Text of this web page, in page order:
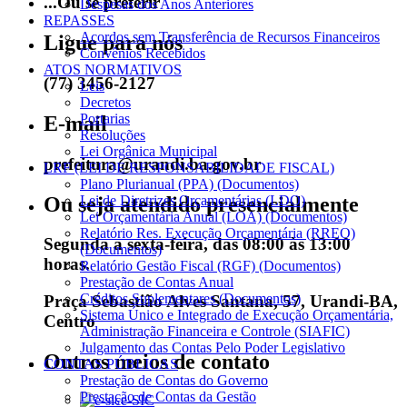
Ligue para nós
(77) 3456-2127
E-mail
prefeitura@urandi.ba.gov.br
Ou seja atendido presencialmente
Segunda a sexta-feira, das 08:00 às 13:00
horas.
Praça Sebastião Alves Santana, 57, Urandi-BA,
Centro
Outros meios de contato
e-SIC
Despesas dos Anos Anteriores
REPASSES
Acordos sem Transferência de Recursos Financeiros
Convênios Recebidos
ATOS NORMATIVOS
Leis
Decretos
Portarias
Resoluções
Lei Orgânica Municipal
LRF (LEI DE RESPONSABILIDADE FISCAL)
Plano Plurianual (PPA) (Documentos)
Lei de Diretrizes Orçamentárias (LDO)
Lei Orçamentária Anual (LOA) (Documentos)
Relatório Res. Execução Orçamentária (RREO)
(Documentos)
Relatório Gestão Fiscal (RGF) (Documentos)
Prestação de Contas Anual
Créditos Suplementares (Documentos)
Sistema Único e Integrado de Execução Orçamentária,
Administração Financeira e Controle (SIAFIC)
Julgamento das Contas Pelo Poder Legislativo
CONTAS PÚBLICAS
Prestação de Contas do Governo
Prestação de Contas da Gestão